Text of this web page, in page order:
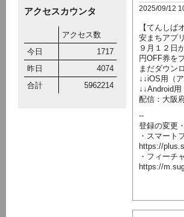
アクセスカウンタ
アクセス数
今日
1717
昨日
4074
合計
5962214
2025/09/12
【てんしば
安まちアプ
９月１２日
円OFF券を
まだダウン
↓↓iOS用（
↓↓Android
配信：大阪
--
登録の変更
・スマート
https://
・フィーチ
https://